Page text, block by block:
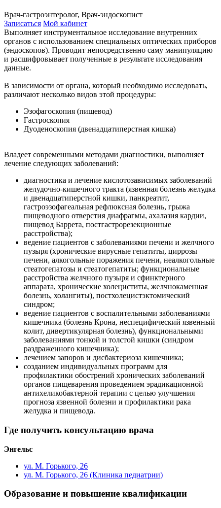
Врач-гастроэнтеролог, Врач-эндоскопист
Записаться Мой кабинет
Выполняет инструментальное исследование внутренних
органов с использованием специальных оптических приборов
(эндоскопов). Проводит непосредственно саму манипуляцию
и расшифровывает полученные в результате исследования
данные.
В зависимости от органа, который необходимо исследовать,
различают несколько видов этой процедуры:
Эзофагоскопия (пищевод)
Гастроскопия
Дуоденоскопия (двенадцатиперстная кишка)
Владеет современными методами диагностики, выполняет
лечение следующих заболеваний:
диагностика и лечение кислотозависимых заболеваний
желудочно-кишечного тракта (язвенная болезнь желудка
и двенадцатиперстной кишки, панкреатит,
гастроэзофагеальная рефлюксная болезнь, грыжа
пищеводного отверстия диафрагмы, ахалазия кардии,
пищевод Баррета, постгастрорезекционные
расстройства);
ведение пациентов с заболеваниями печени и желчного
пузыря (хронические вирусные гепатиты, циррозы
печени, алкогольные поражения печени, неалкогольные
стеатогепатозы и стеатогепатиты; функциональные
расстройства желчного пузыря и сфинктерного
аппарата, хронические холециститы, желчнокаменная
болезнь, холангиты), постхолецистэктомический
синдром;
ведение пациентов с воспалительными заболеваниями
кишечника (болезнь Крона, неспецифический язвенный
колит, дивертикулярная болезнь), функциональными
заболеваниями тонкой и толстой кишки (синдром
раздраженного кишечника);
лечением запоров и дисбактериоза кишечника;
созданием индивидуальных программ для
профилактики обострений хронических заболеваний
органов пищеварения проведением эрадикационной
антихеликобактерной терапии с целью улучшения
прогноза язвенной болезни и профилактики рака
желудка и пищевода.
Где получить консультацию врача
Энгельс
ул. М. Горького, 26
ул. М. Горького, 26 (Клиника педиатрии)
Образование и повышение квалификации